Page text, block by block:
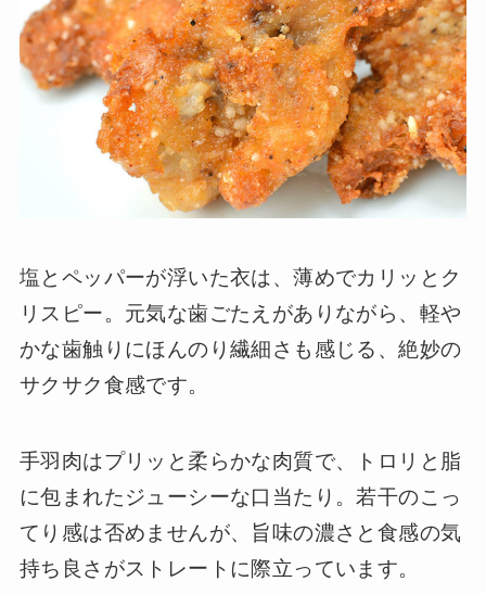
塩とペッパーが浮いた衣は、薄めでカリッとク
リスピー。元気な歯ごたえがありながら、軽や
かな歯触りにほんのり繊細さも感じる、絶妙の
サクサク食感です。
手羽肉はプリッと柔らかな肉質で、トロリと脂
に包まれたジューシーな口当たり。若干のこっ
てり感は否めませんが、旨味の濃さと食感の気
持ち良さがストレートに際立っています。